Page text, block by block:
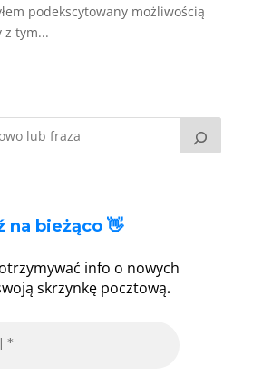
podekscytowany możliwością
z tym...
na bieżąco 👋
info o nowych
skrzynkę pocztową.